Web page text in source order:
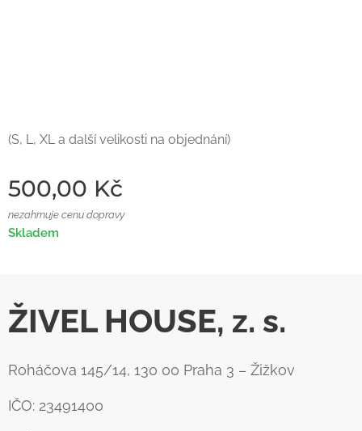
(S, L, XL a další velikosti na objednání)
500,00 Kč
nezahrnuje cenu dopravy
Skladem
ŽIVEL HOUSE, z. s.
Roháčova 145/14, 130 00 Praha 3 – Žižkov
IČO: 23491400